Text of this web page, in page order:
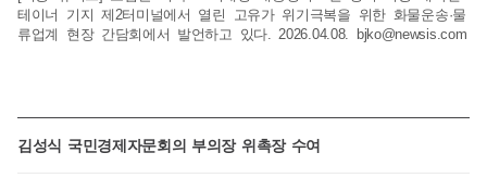
테이너 기지 제2터미널에서 열린 고유가 위기극복을 위한 화물운송·물
류업계 현장 간담회에서 발언하고 있다. 2026.04.08.
bjko@newsis.com
김성식 국민경제자문회의 부의장 위촉장 수여